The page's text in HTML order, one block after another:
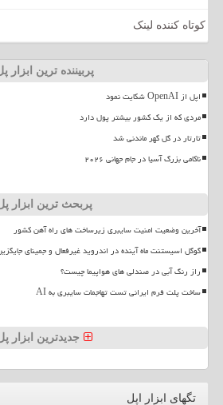
کوتاه کننده لینک
پربیننده ترین ابزار
اپل از OpenAI شکایت نمود
مردی که از یک کشور بیشتر پول دارد
تارتار در گل گهر ماندنی شد
ناکامی بزرگ آسیا در جام جهانی ۲۰۲۶
پربحث ترین ابزار
آخرین وضعیت امنیت سایبری زیرساخت های راه آهن کشور
گوگل اسیستنت ماه آینده در اندروید غیرفعال و جمینای
راز رنگ آبی در صندلی های هواپیما چیست؟
ساخت پلت فرم ایرانی تست تهاجمات سایبری به AI
جدیدترین ابزار
تگهای ابزار اپل